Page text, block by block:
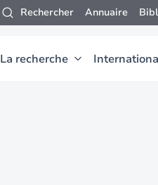
Rechercher Annuaire
La recherche